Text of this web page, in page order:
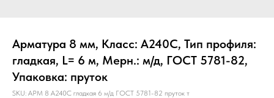
Арматура 8 мм, Класс: А240С, Тип профиля:
гладкая, L= 6 м, Мерн.: м/д, ГОСТ 5781-82,
Упаковка: пруток
SKU: АРМ 8 А240С гладкая 6 м/д ГОСТ 5781-82 пруток т